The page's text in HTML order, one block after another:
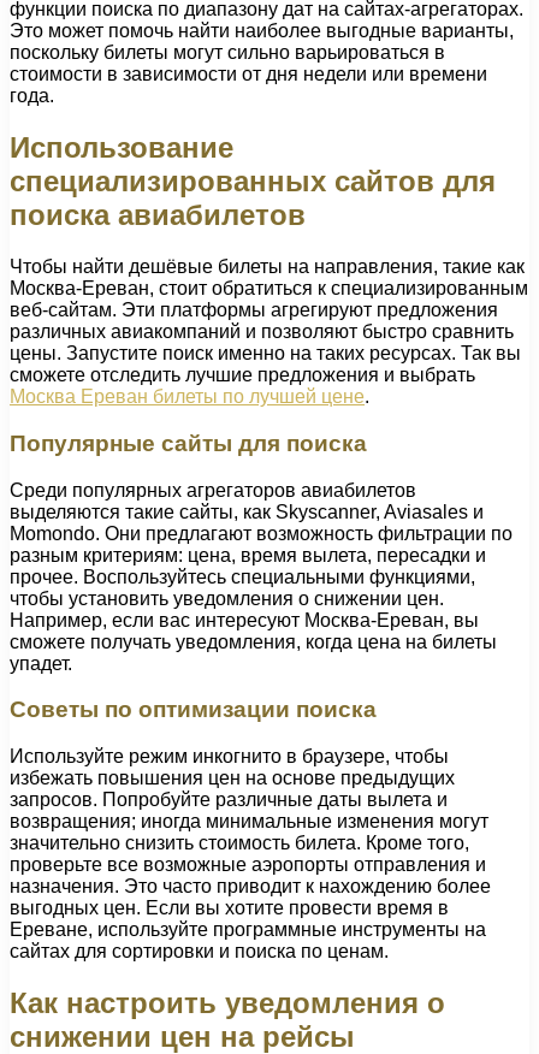
функции поиска по диапазону дат на сайтах-агрегаторах.
Это может помочь найти наиболее выгодные варианты,
поскольку билеты могут сильно варьироваться в
стоимости в зависимости от дня недели или времени
года.
Использование
специализированных сайтов для
поиска авиабилетов
Чтобы найти дешёвые билеты на направления, такие как
Москва-Ереван, стоит обратиться к специализированным
веб-сайтам. Эти платформы агрегируют предложения
различных авиакомпаний и позволяют быстро сравнить
цены. Запустите поиск именно на таких ресурсах. Так вы
сможете отследить лучшие предложения и выбрать
Москва Ереван билеты по лучшей цене.
Популярные сайты для поиска
Среди популярных агрегаторов авиабилетов
выделяются такие сайты, как Skyscanner, Aviasales и
Momondo. Они предлагают возможность фильтрации по
разным критериям: цена, время вылета, пересадки и
прочее. Воспользуйтесь специальными функциями,
чтобы установить уведомления о снижении цен.
Например, если вас интересуют Москва-Ереван, вы
сможете получать уведомления, когда цена на билеты
упадет.
Советы по оптимизации поиска
Используйте режим инкогнито в браузере, чтобы
избежать повышения цен на основе предыдущих
запросов. Попробуйте различные даты вылета и
возвращения; иногда минимальные изменения могут
значительно снизить стоимость билета. Кроме того,
проверьте все возможные аэропорты отправления и
назначения. Это часто приводит к нахождению более
выгодных цен. Если вы хотите провести время в
Ереване, используйте программные инструменты на
сайтах для сортировки и поиска по ценам.
Как настроить уведомления о
снижении цен на рейсы